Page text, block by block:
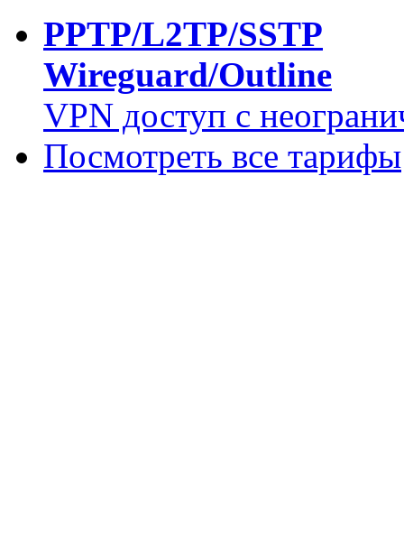
PPTP/L2TP/SSTP
Wireguard/Outline
VPN доступ с
Посмотреть все тарифы